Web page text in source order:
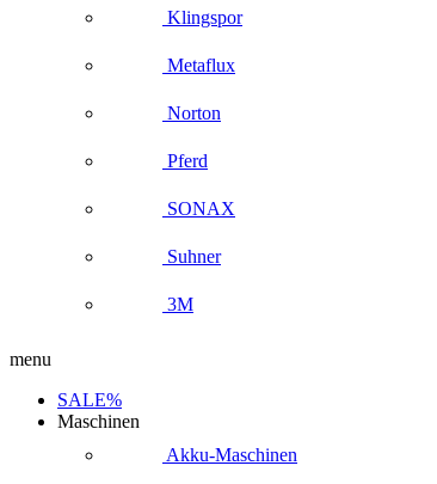
Klingspor
Metaflux
Norton
Pferd
SONAX
Suhner
3M
menu
SALE%
Maschinen
Akku-Maschinen